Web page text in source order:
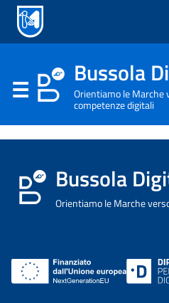
Bussola
Orientiamo le Marche
competenze digitali
Bussola
Orientiamo le Marche